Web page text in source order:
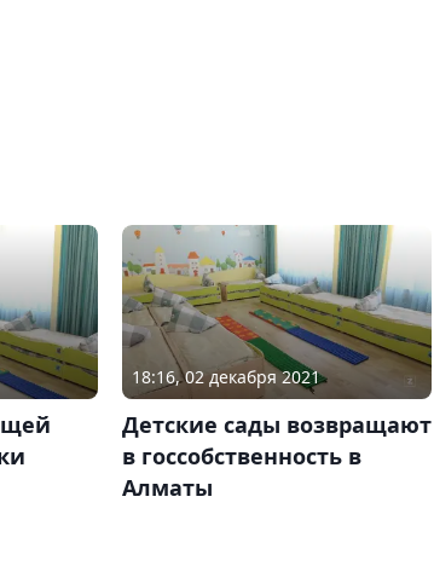
18:16, 02 декабря 2021
Детские сады возвращают
в госсобственность в
Алматы